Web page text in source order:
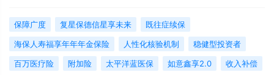
保障广度 复星保德信星享未来
既往症续保
海保人寿福享年年年金保险
人性化核验机制
稳健型投资者
百万医疗险
附加险 太平洋蓝医保 如意鑫享2.0
收入补偿